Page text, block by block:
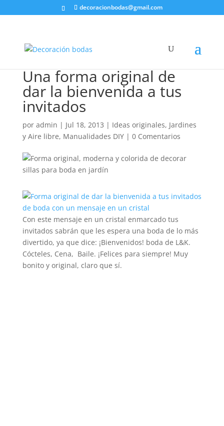
decoracionbodas@gmail.com
Una forma original de
dar la bienvenida a tus
invitados
por admin | Jul 18, 2013 | Ideas originales, Jardines
y Aire libre, Manualidades DIY| 0 Comentarios
Con este mensaje en un cristal enmarcado tus
invitados sabrán que les espera una boda de lo más
divertido, ya que dice: ¡Bienvenidos! boda de L&K.
Cócteles, Cena, Baile. ¡Felices para siempre! Muy
bonito y original, claro que sí.